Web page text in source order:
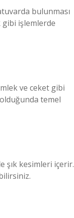
bulunması
gibi işlemlerde
ve ceket gibi
temel
şık kesimleri içerir.